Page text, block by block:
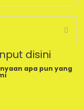
disini
apa pun yang